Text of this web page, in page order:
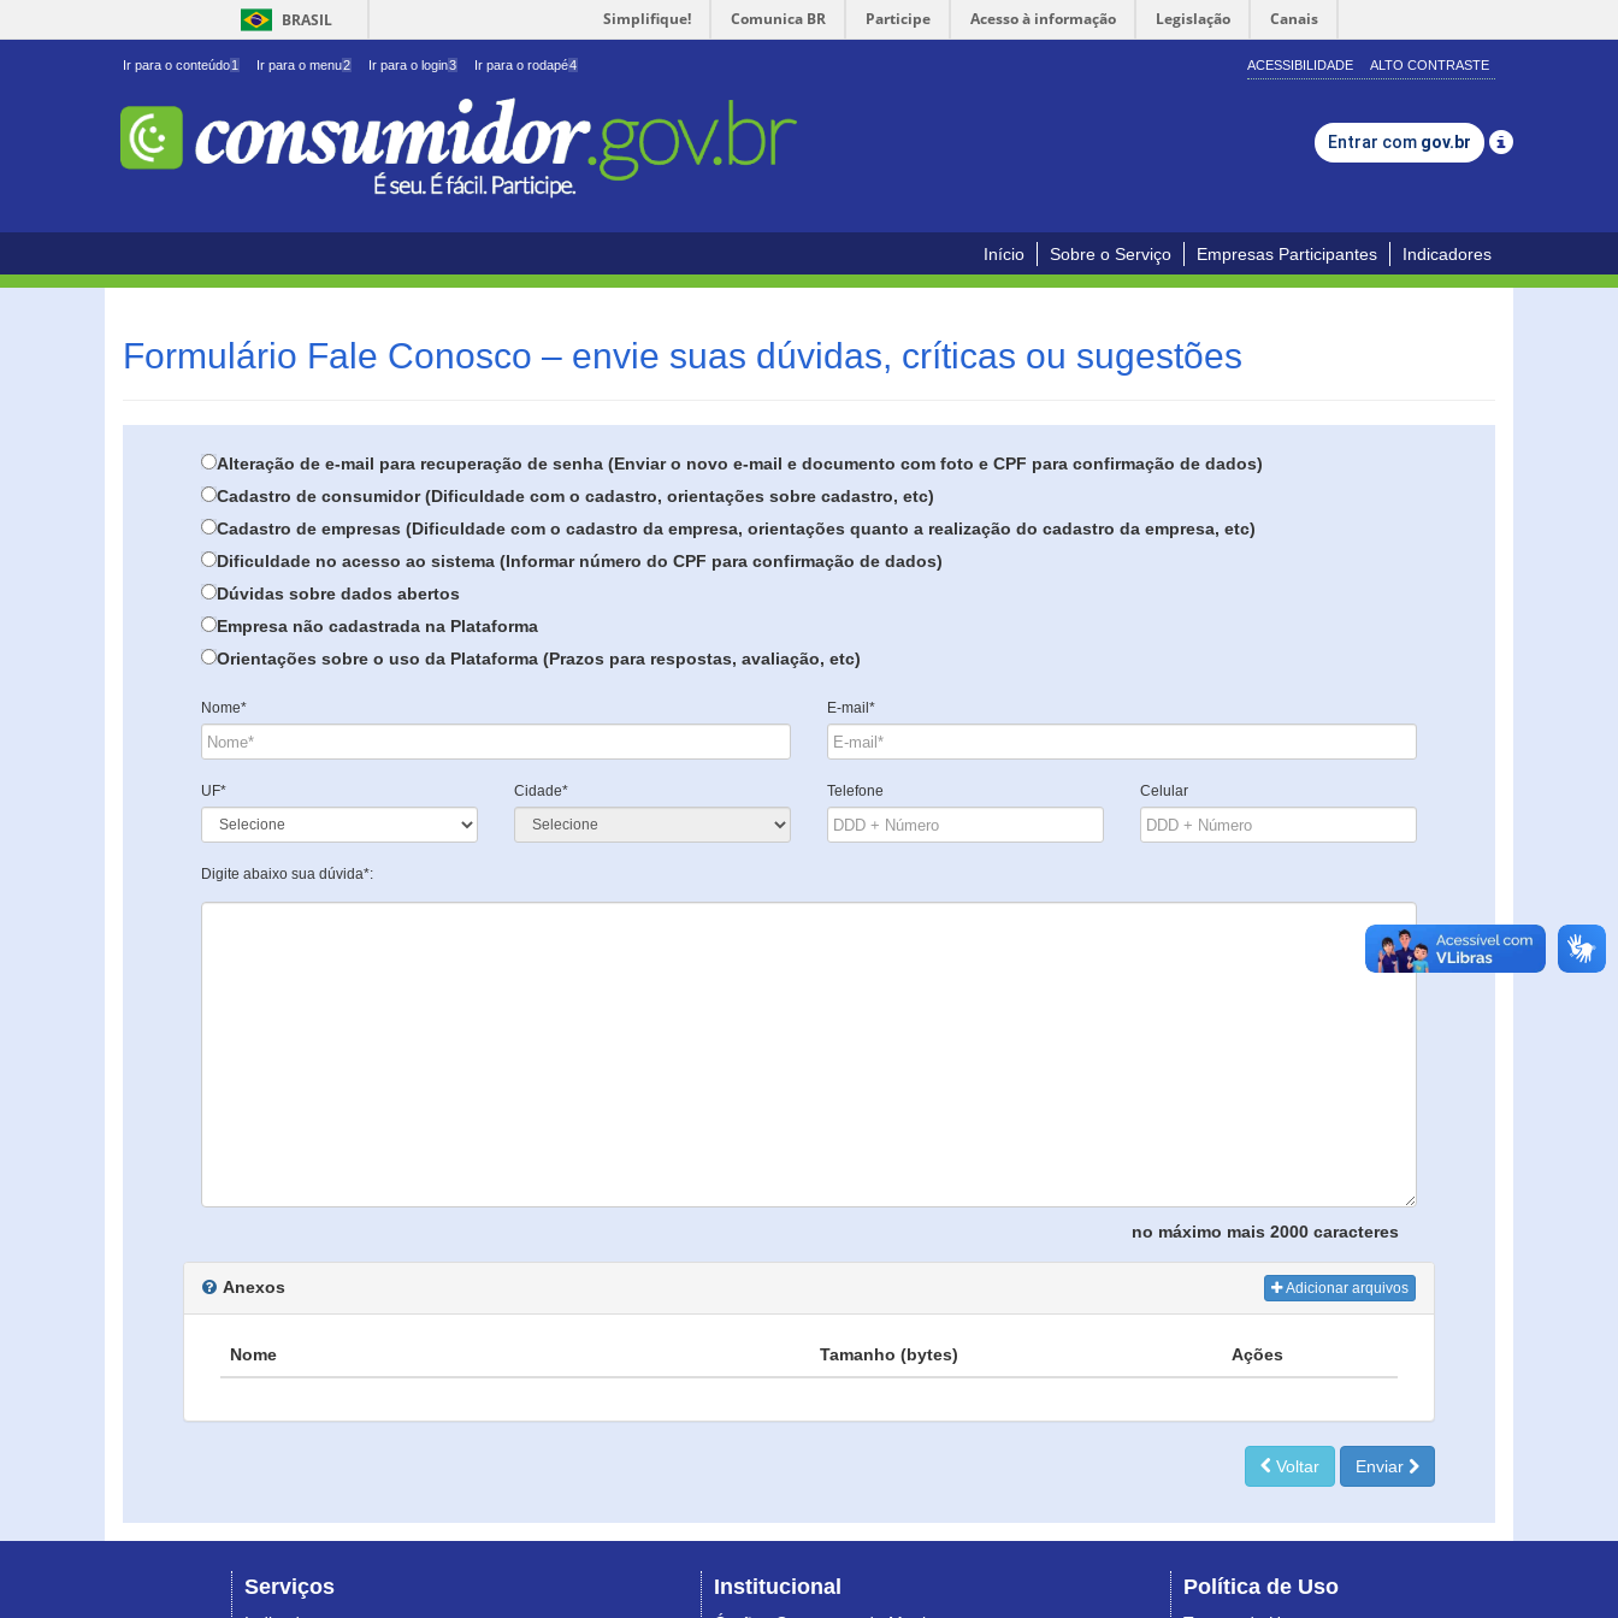
BRASIL Simplifique! Comunica BR Participe Acesso à informação Legislação Canais
Ir para o conteúdo1 Ir para o menu2 Ir para o login3 Ir para o rodapé4 ACESSIBILIDADE ALTO CONTRASTE
Entrar com gov.br
Início Sobre o Serviço Empresas Participantes Indicadores
Formulário Fale Conosco – envie suas dúvidas, críticas ou sugestões
Alteração de e-mail para recuperação de senha (Enviar o novo e-mail e documento com foto e CPF para confirmação de dados)
Cadastro de consumidor (Dificuldade com o cadastro, orientações sobre cadastro, etc)
Cadastro de empresas (Dificuldade com o cadastro da empresa, orientações quanto a realização do cadastro da empresa, etc)
Dificuldade no acesso ao sistema (Informar número do CPF para confirmação de dados)
Dúvidas sobre dados abertos
Empresa não cadastrada na Plataforma
Orientações sobre o uso da Plataforma (Prazos para respostas, avaliação, etc)
Nome* E-mail*
UF* Cidade* Telefone Celular
Digite abaixo sua dúvida*:
no máximo mais 2000 caracteres
Anexos Adicionar arquivos
Nome Tamanho (bytes) Ações
Voltar Enviar
Serviços Institucional Política de Uso